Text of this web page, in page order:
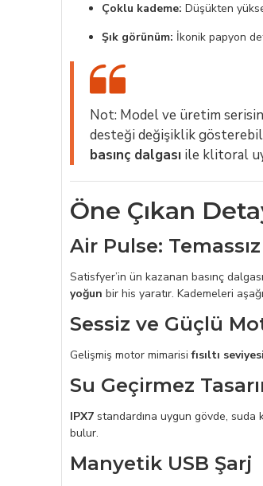
Çoklu kademe: Düşükten
Şık görünüm: İkonik papyon
Not: Model ve üretim
desteği değişiklik
basınç dalgası ile klitoral
Öne Çıkan
Air Pulse:
Satisfyer’in ün kazanan basınç
yoğun bir his yaratır. Kademeleri
Sessiz ve Güçlü
Gelişmiş motor mimarisifısıltı
Su Geçirmez
IPX7 standardına uygun gövde, suda
bulur.
Manyetik USB Şarj